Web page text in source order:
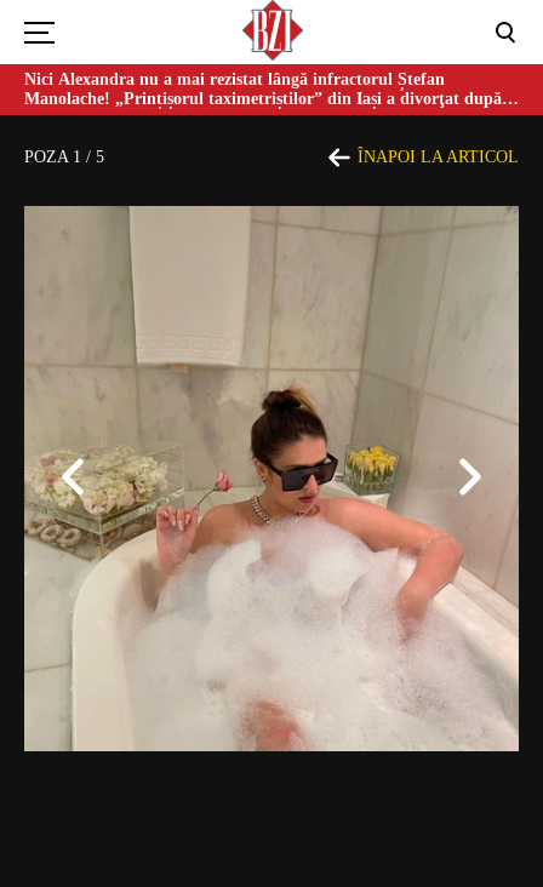
Nici Alexandra nu a mai rezistat lângă infractorul Ștefan
Manolache! „Prințișorul taximetriștilor” din Iași a divorţat după
doi ani de căsnicie
POZA 1 / 5 ÎNAPOI LA ARTICOL